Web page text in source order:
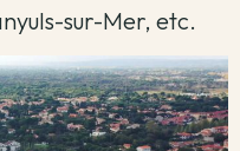
sur-Mer, etc.